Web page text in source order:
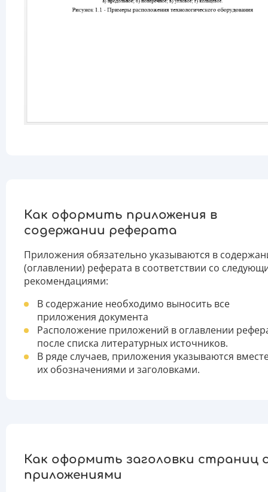
Как оформить приложения в
содержании реферата
Приложения обязательно указываются в
(оглавлении) реферата в соответствии со
рекомендациями:
В содержание необходимо выносить все
приложения документа
Расположение приложений в оглавлении
после списка литературных источников.
В ряде случаев, приложения указываются
их обозначениями и заголовками.
Как оформить заголовки страниц
приложениями